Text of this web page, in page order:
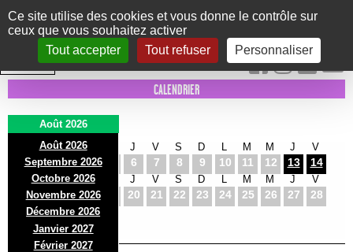
Panneau de gestion des cookies
Ce site utilise des cookies et vous donne le contrôle sur
ceux que vous souhaitez activer
Tout accepter
Tout refuser Personnaliser
Le Marni
CONCERTS DANSE/CIRQUE THÉÂTRE KIDS EXPOS EVENTS
INTRA MUROS
CALENDRIER
Août 2026
Août 2026
Septembre 2026
Octobre 2026
Novembre 2026
Décembre 2026
Janvier 2027
Février 2027
D
2
L
3
M
4
J
6
V
7
S
8
D
9 10
M
11
M
12
J
13
V
14
D
16
L
17
M
18
J
20
V
21
S
22
D
23 24
M
25
M
26
J
27
V
28
D
30
L
31